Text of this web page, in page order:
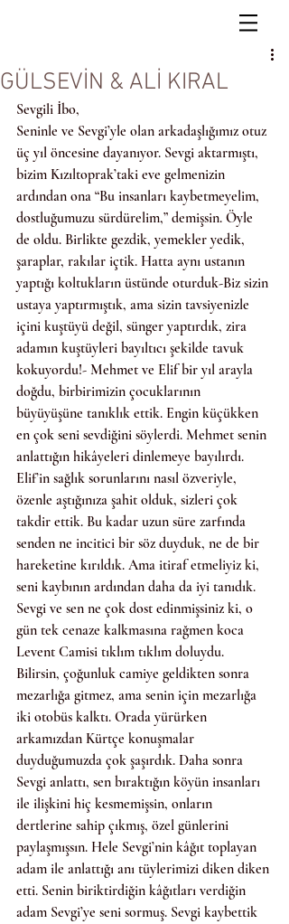
GÜLSEVİN & ALİ KIRAL
Sevgili İbo,
Seninle ve Sevgi’yle olan arkadaşlığımız otuz
üç yıl öncesine dayanıyor. Sevgi aktarmıştı,
bizim Kızıltoprak’taki eve gelmenizin
ardından ona “Bu insanları kaybetmeyelim,
dostluğumuzu sürdürelim,” demişsin. Öyle
de oldu. Birlikte gezdik, yemekler yedik,
şaraplar, rakılar içtik. Hatta aynı ustanın
yaptığı koltukların üstünde oturduk-Biz sizin
ustaya yaptırmıştık, ama sizin tavsiyenizle
içini kuştüyü değil, sünger yaptırdık, zira
adamın kuştüyleri bayıltıcı şekilde tavuk
kokuyordu!- Mehmet ve Elif bir yıl arayla
doğdu, birbirimizin çocuklarının
büyüyüşüne tanıklık ettik. Engin küçükken
en çok seni sevdiğini söylerdi. Mehmet senin
anlattığın hikâyeleri dinlemeye bayılırdı.
Elif’in sağlık sorunlarını nasıl özveriyle,
özenle aştığınıza şahit olduk, sizleri çok
takdir ettik. Bu kadar uzun süre zarfında
senden ne incitici bir söz duyduk, ne de bir
hareketine kırıldık. Ama itiraf etmeliyiz ki,
seni kaybının ardından daha da iyi tanıdık.
Sevgi ve sen ne çok dost edinmişsiniz ki, o
gün tek cenaze kalkmasına rağmen koca
Levent Camisi tıklım tıklım doluydu.
Bilirsin, çoğunluk camiye geldikten sonra
mezarlığa gitmez, ama senin için mezarlığa
iki otobüs kalktı. Orada yürürken
arkamızdan Kürtçe konuşmalar
duyduğumuzda çok şaşırdık. Daha sonra
Sevgi anlattı, sen bıraktığın köyün insanları
ile ilişkini hiç kesmemişsin, onların
dertlerine sahip çıkmış, özel günlerini
paylaşmışsın. Hele Sevgi’nin kâğıt toplayan
adam ile anlattığı anı tüylerimizi diken diken
etti. Senin biriktirdiğin kâğıtları verdiğin
adam Sevgi’ye seni sormuş. Sevgi kaybettik